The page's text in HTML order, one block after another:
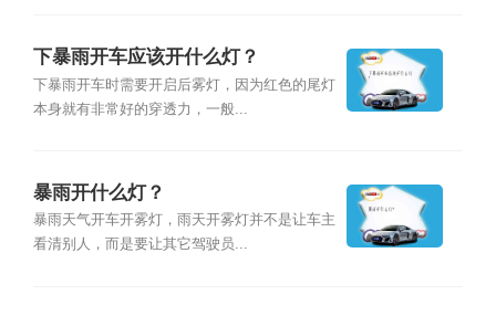
下暴雨开车应该开什么灯？
下暴雨开车时需要开启后雾灯，因为红色的尾灯
本身就有非常好的穿透力，一般...
暴雨开什么灯？
暴雨天气开车开雾灯，雨天开雾灯并不是让车主
看清别人，而是要让其它驾驶员...